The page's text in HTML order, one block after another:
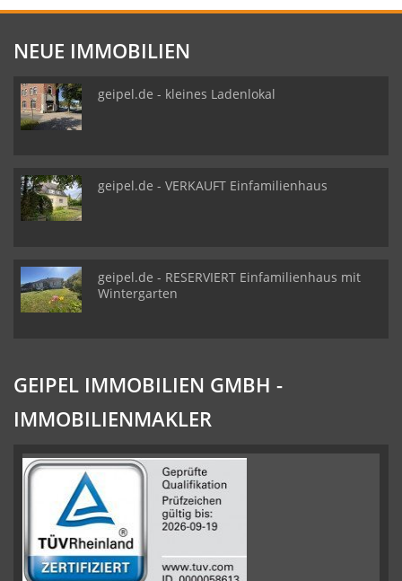
NEUE IMMOBILIEN
geipel.de - kleines Ladenlokal
geipel.de - VERKAUFT Einfamilienhaus
geipel.de - RESERVIERT Einfamilienhaus mit
Wintergarten
GEIPEL IMMOBILIEN GMBH -
IMMOBILIENMAKLER